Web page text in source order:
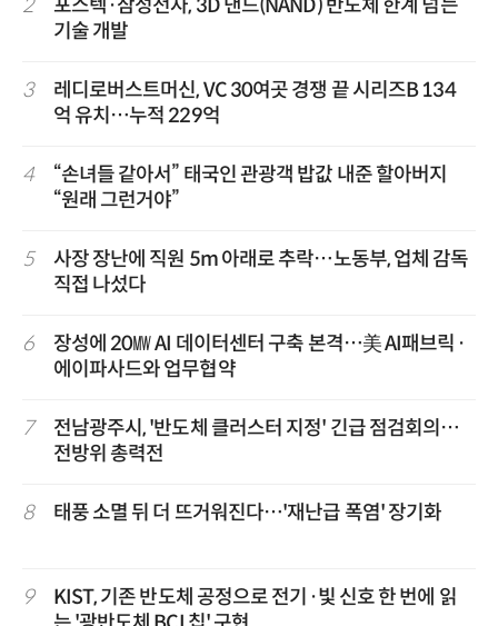
2
포스텍·삼성전자, 3D 낸드(NAND) 반도체 한계 넘는
기술 개발
3
레디로버스트머신, VC 30여곳 경쟁 끝 시리즈B 134
억 유치…누적 229억
4
“손녀들 같아서” 태국인 관광객 밥값 내준 할아버지
“원래 그런거야”
5
사장 장난에 직원 5m 아래로 추락…노동부, 업체 감독
직접 나섰다
6
장성에 20㎿ AI 데이터센터 구축 본격…美 AI패브릭·
에이파사드와 업무협약
7
전남광주시, '반도체 클러스터 지정' 긴급 점검회의…
전방위 총력전
8 태풍 소멸 뒤 더 뜨거워진다…'재난급 폭염' 장기화
9
KIST, 기존 반도체 공정으로 전기·빛 신호 한 번에 읽